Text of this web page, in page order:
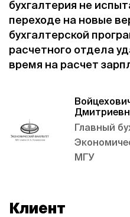
бухгалтерия не
переходе на новые
бухгалтерской
расчетного отдела
время на расчет
Главный
МГУ
Клиент